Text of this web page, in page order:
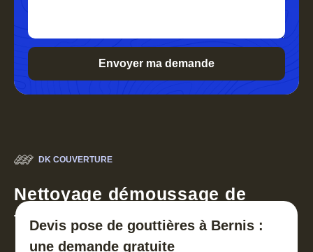
DK COUVERTURE
Nettoyage démoussage de
toiture 30
Devis pose de gouttières à Bernis :
une demande gratuite